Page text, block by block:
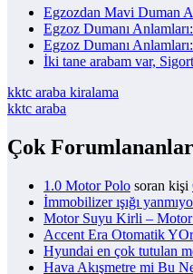
Egzozdan Mavi Duman
Egzoz Dumanı
Egzoz Dumanı
İki tane arabam var,
kktc araba kiralama
kktc araba
Çok Forumlananlar
1.0 Motor Polo soran kişi
İmmobilizer ışığı
Motor Suyu Kirli –
Accent Era Otomatik
Hyundai en çok tutulan
Hava Akışmetre mi Bu